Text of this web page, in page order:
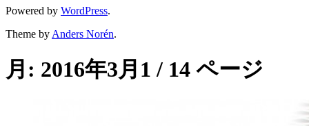
Powered by WordPress.
Theme by Anders Norén.
月: 2016年3月 1 / 14 ページ